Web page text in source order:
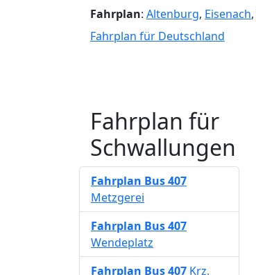
Fahrplan: Altenburg, Eisenach,
Fahrplan für Deutschland
Fahrplan für
Schwallungen
Fahrplan Bus 407
Metzgerei
Fahrplan Bus 407
Wendeplatz
Fahrplan Bus 407 Krz.